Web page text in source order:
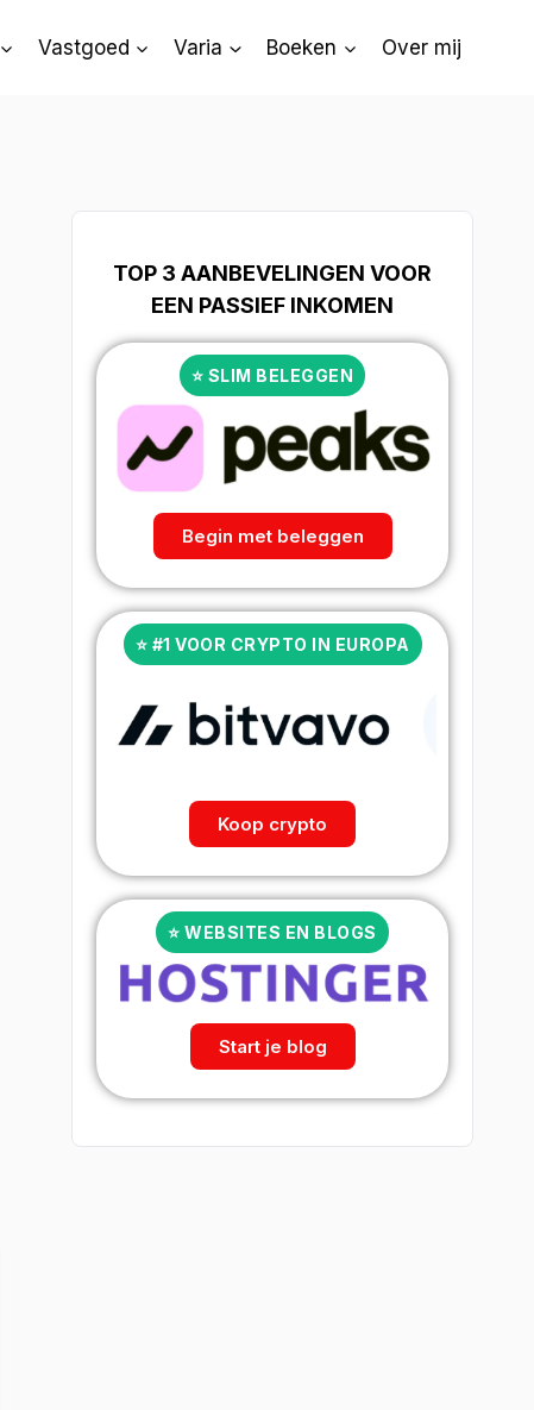
Vastgoed Varia Boeken Over mij
TOP 3 AANBEVELINGEN VOOR
EEN PASSIEF INKOMEN
⭐ SLIM BELEGGEN
Begin met beleggen
⭐ #1 VOOR CRYPTO IN EUROPA
Koop crypto
⭐ WEBSITES EN BLOGS
Start je blog